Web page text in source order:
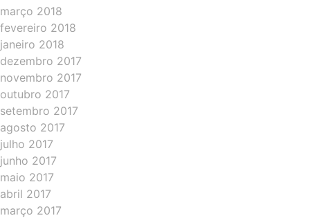
março 2018
fevereiro 2018
janeiro 2018
dezembro 2017
novembro 2017
outubro 2017
setembro 2017
agosto 2017
julho 2017
junho 2017
maio 2017
abril 2017
março 2017